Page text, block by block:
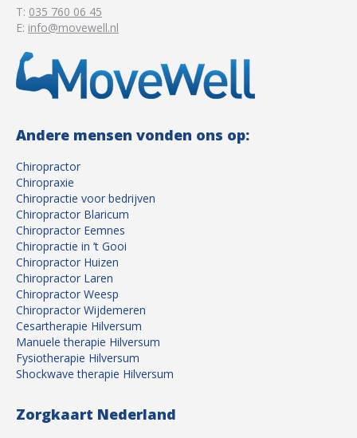
T: 035 760 06 45
E: info@movewell.nl
Andere mensen vonden ons op:
Chiropractor
Chiropraxie
Chiropractie voor bedrijven
Chiropractor Blaricum
Chiropractor Eemnes
Chiropractie in ’t Gooi
Chiropractor Huizen
Chiropractor Laren
Chiropractor Weesp
Chiropractor Wijdemeren
Cesartherapie Hilversum
Manuele therapie Hilversum
Fysiotherapie Hilversum
Shockwave therapie Hilversum
Zorgkaart Nederland